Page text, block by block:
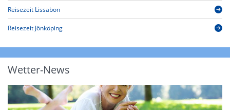
Reisezeit Lissabon
Reisezeit Jönköping
Wetter-News